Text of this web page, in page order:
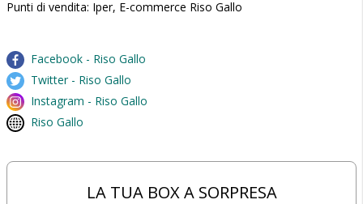
Punti di vendita: Iper, E-commerce Riso Gallo
Facebook - Riso Gallo
Twitter - Riso Gallo
Instagram - Riso Gallo
Riso Gallo
LA TUA BOX A SORPRESA